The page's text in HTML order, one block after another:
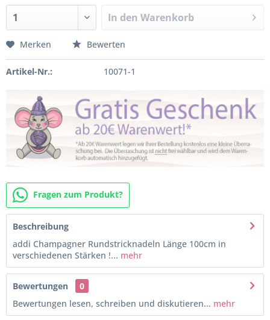
In den Warenkorb
Merken Bewerten
Artikel-Nr.: 10071-1
Fragen zum Produkt?
Beschreibung
addi Champagner Rundstricknadeln Länge 100cm in
verschiedenen Stärken !... mehr
Bewertungen
0
Bewertungen lesen, schreiben und diskutieren... mehr